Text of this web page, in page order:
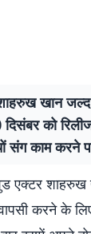
खान जल्द
को
काम करने
शाहरुख
करने के